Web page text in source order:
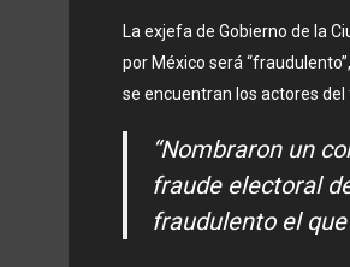
La exjefa de Gobierno de la
por México será
se encuentran los actores
“Nombraron un
fraude electoral
fraudulento el